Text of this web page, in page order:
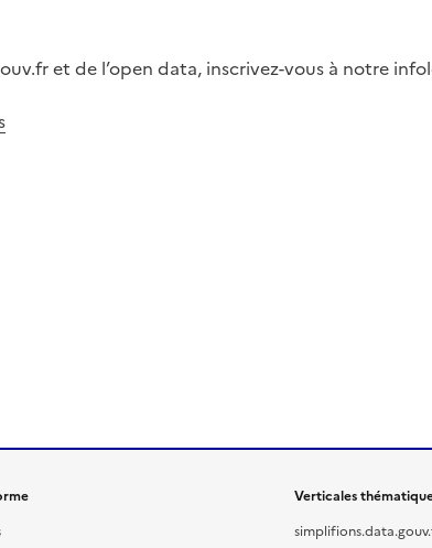
et de l’open data, inscrivez-vous à notre
Verticales